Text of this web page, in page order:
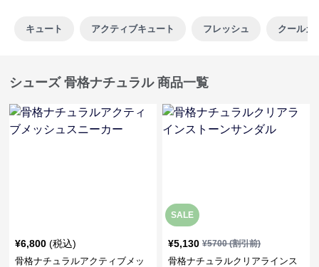
キュート アクティブキュート フレッシュ クールカ
シューズ 骨格ナチュラル 商品一覧
¥6,800 (税込)
骨格ナチュラルアクティブメッ
SALE
¥5,130 ¥5700(割引前)
骨格ナチュラルクリアラインス